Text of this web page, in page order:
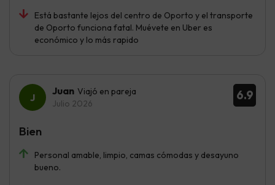
Está bastante lejos del centro de Oporto y el transporte
de Oporto funciona fatal. Muévete en Uber es
económico y lo más rapido
6.9
Juan Viajó en pareja
Julio 2026
Personal amable, limpio, camas cómodas y desayuno
bueno.
Bien